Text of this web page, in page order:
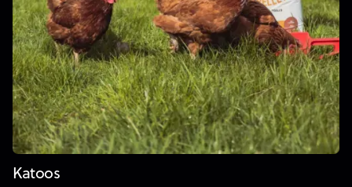
Katoos